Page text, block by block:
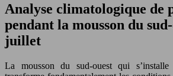
Analyse climatologique de
pendant la mousson du
juillet
La mousson du sud-ouest qui